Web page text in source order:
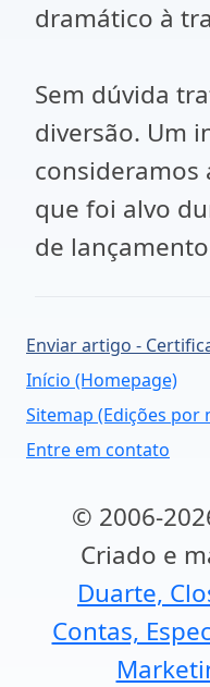
dramático à
Sem dúvida
diversão. Um
consideramos
que foi alvo
de
Enviar artigo -
Início (Homepage)
Sitemap (Edições por
Entre em contato
© 2006-
Criado e
Duarte,
Contas,